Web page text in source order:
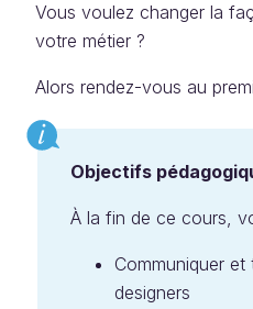
Vous voulez changer la
votre métier ?
Alors rendez-vous au
Objectifs
À la fin de ce cours,
Communiquer
designers